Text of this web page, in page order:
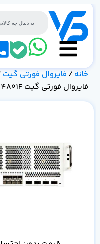
خانه / فایروال فورتی گیت
فایروال فورتی گیت FG – 4801F